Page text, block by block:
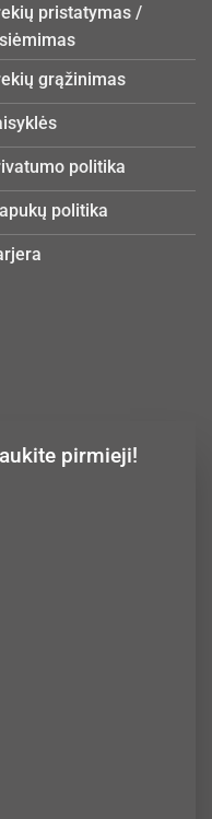
pristatymas /
grąžinimas
politika
politika
pirmieji!